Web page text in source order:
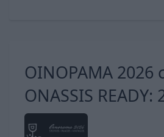
ΟΙΝΟΡΑΜΑ 2026
ONASSIS READY:
παραγωγοί,